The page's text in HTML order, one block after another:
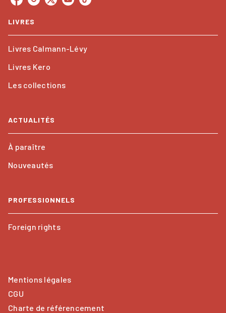
LIVRES
Livres Calmann-Lévy
Livres Kero
Les collections
ACTUALITÉS
À paraître
Nouveautés
PROFESSIONNELS
Foreign rights
Mentions légales
CGU
Charte de référencement